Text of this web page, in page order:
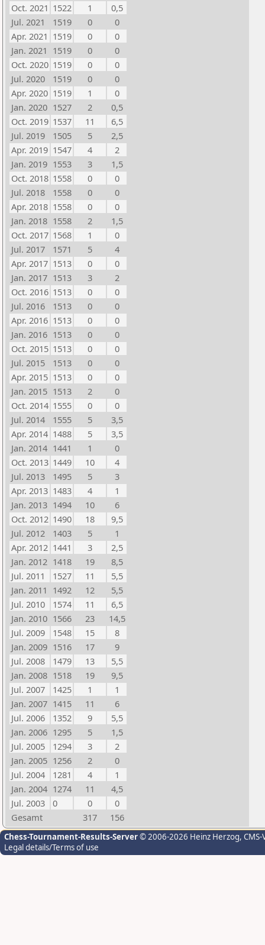
Oct. 2021 1522 1
0,5
Jul. 2021
1519 0
0
Apr. 2021 1519 0
0
Jan. 2021 1519 0
0
Oct. 2020 1519 0
0
Jul. 2020
1519 0
0
Apr. 2020 1519 1
0
Jan. 2020 1527 2
0,5
Oct. 2019 1537 11
6,5
Jul. 2019
1505 5
2,5
Apr. 2019 1547 4
2
Jan. 2019 1553 3
1,5
Oct. 2018 1558 0
0
Jul. 2018
1558 0
0
Apr. 2018 1558 0
0
Jan. 2018 1558 2
1,5
Oct. 2017 1568 1
0
Jul. 2017
1571 5
4
Apr. 2017 1513 0
0
Jan. 2017 1513 3
2
Oct. 2016 1513 0
0
Jul. 2016
1513 0
0
Apr. 2016 1513 0
0
Jan. 2016 1513 0
0
Oct. 2015 1513 0
0
Jul. 2015
1513 0
0
Apr. 2015 1513 0
0
Jan. 2015 1513 2
0
Oct. 2014 1555 0
0
Jul. 2014
1555 5
3,5
Apr. 2014 1488 5
3,5
Jan. 2014 1441 1
0
Oct. 2013 1449 10
4
Jul. 2013
1495 5
3
Apr. 2013 1483 4
1
Jan. 2013 1494 10
6
Oct. 2012 1490 18
9,5
Jul. 2012
1403 5
1
Apr. 2012 1441 3
2,5
Jan. 2012 1418 19
8,5
Jul. 2011
1527 11
5,5
Jan. 2011 1492 12
5,5
Jul. 2010
1574 11
6,5
Jan. 2010 1566 23
14,5
Jul. 2009
1548 15
8
Jan. 2009 1516 17
9
Jul. 2008
1479 13
5,5
Jan. 2008 1518 19
9,5
Jul. 2007
1425 1
1
Jan. 2007 1415 11
6
Jul. 2006
1352 9
5,5
Jan. 2006 1295 5
1,5
Jul. 2005
1294 3
2
Jan. 2005 1256 2
0
Jul. 2004
1281 4
1
Jan. 2004 1274 11
4,5
Jul. 2003
0 0
0
Gesamt
317 156
Chess-Tournament-Results-Server© 2006-2026 Heinz Herzog,
Legal details/Terms of use